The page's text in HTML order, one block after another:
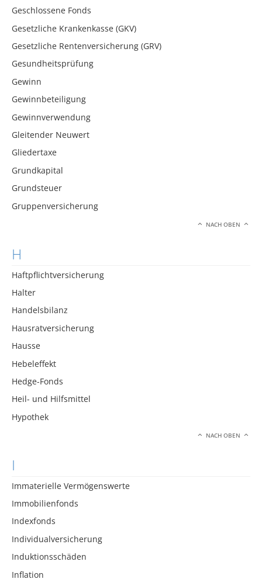
Geschlossene Fonds
Gesetzliche Krankenkasse (GKV)
Gesetzliche Rentenversicherung (GRV)
Gesundheitsprüfung
Gewinn
Gewinnbeteiligung
Gewinnverwendung
Gleitender Neuwert
Gliedertaxe
Grundkapital
Grundsteuer
Gruppenversicherung
NACH OBEN
H
Haftpflichtversicherung
Halter
Handelsbilanz
Hausratversicherung
Hausse
Hebeleffekt
Hedge-Fonds
Heil- und Hilfsmittel
Hypothek
NACH OBEN
I
Immaterielle Vermögenswerte
Immobilienfonds
Indexfonds
Individualversicherung
Induktionsschäden
Inflation